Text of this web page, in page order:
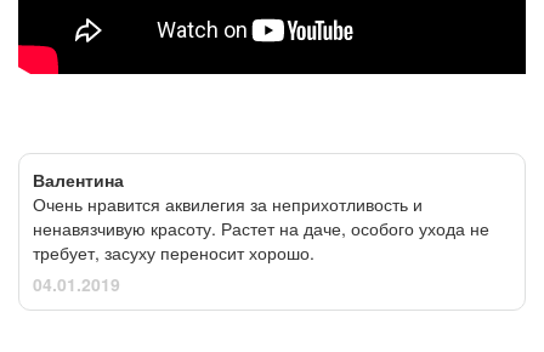
Валентина
Очень нравится аквилегия за неприхотливость и
ненавязчивую красоту. Растет на даче, особого ухода не
требует, засуху переносит хорошо.
04.01.2019